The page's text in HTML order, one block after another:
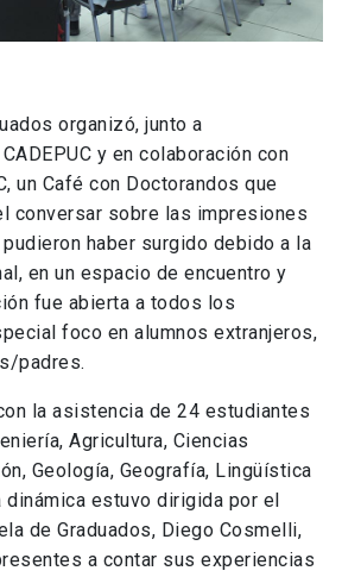
organizó, junto a
y en colaboración con
un Café con Doctorandos que
conversar sobre las impresiones
haber surgido debido a la
en un espacio de encuentro y
fue abierta a todos los
foco en alumnos extranjeros,
padres.
la asistencia de 24 estudiantes
Agricultura, Ciencias
Geología, Geografía, Lingüística
estuvo dirigida por el
de Graduados, Diego Cosmelli,
a contar sus experiencias